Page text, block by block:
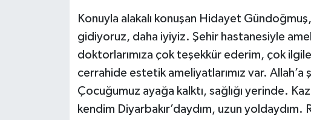
Konuyla alakalı konuşan Hidayet
gidiyoruz, daha iyiyiz. Şehir hastanesiyle
doktorlarımıza çok teşekkür ederim, çok
cerrahide estetik ameliyatlarımız var.
Çocuğumuz ayağa kalktı, sağlığı yerinde.
kendim Diyarbakır’daydım, uzun